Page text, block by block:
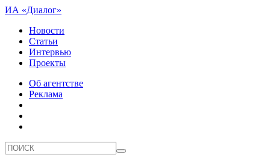
ИА «Диалог»
Новости
Статьи
Интервью
Проекты
Об агентстве
Реклама